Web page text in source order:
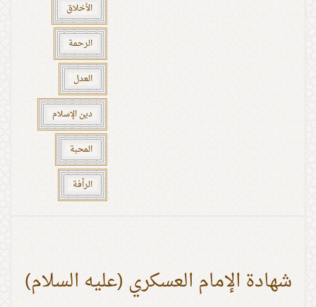
الأخلاق
الرحمة
العدل
دين الإسلام
المحبة
الرأفة
شهادة الإمام العسكري (عليه السلام)